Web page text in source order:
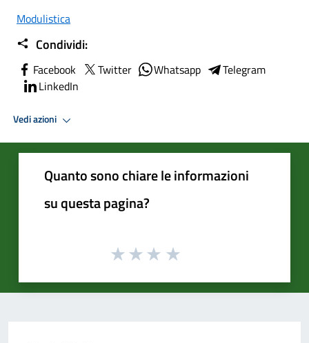
Modulistica
Condividi:
Facebook Twitter Whatsapp
Telegram
LinkedIn
Vedi azioni
Quanto sono chiare le informazioni
su questa pagina?